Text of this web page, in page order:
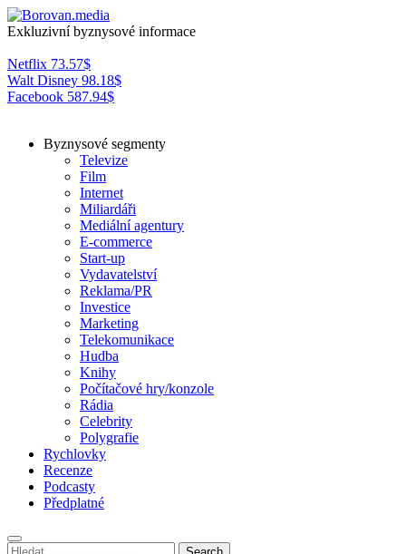
Exkluzivní byznysové informace
Netflix 73.57$
Walt Disney 98.18$
Facebook 587.94$
Byznysové segmenty
Televize
Film
Internet
Miliardáři
Mediální agentury
E-commerce
Start-up
Vydavatelství
Reklama/PR
Investice
Marketing
Telekomunikace
Hudba
Knihy
Počítačové hry/konzole
Rádia
Celebrity
Polygrafie
Rychlovky
Recenze
Podcasty
Předplatné